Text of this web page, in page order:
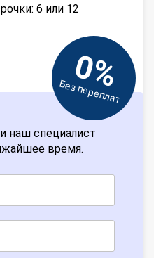
6 или 12
0%
Без переплат
наш специалист
время.